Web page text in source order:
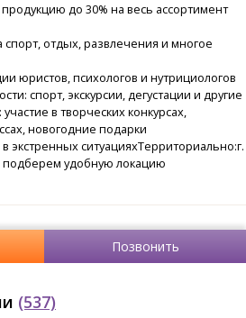
до 30% на весь ассортимент
спорт, отдых, развлечения и многое
юристов, психологов и нутрициологов
спорт, экскурсии, дегустации и другие
в творческих конкурсах,
новогодние подарки
ситуацияхТерриториально:г.
подберем удобную локацию
Позвонить
(537)